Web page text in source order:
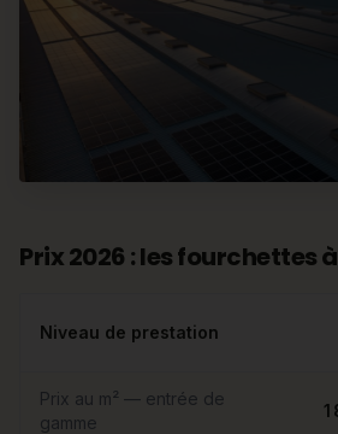
Prix 2026 : les fourchettes
Niveau de prestation
Prix au m² — entrée de
gamme
1